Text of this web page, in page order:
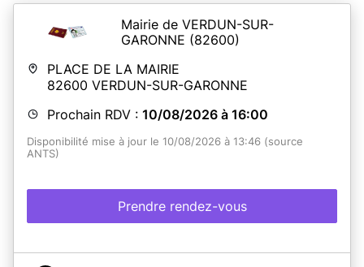
Mairie de VERDUN-SUR-
GARONNE (82600)
PLACE DE LA MAIRIE
82600 VERDUN-SUR-GARONNE
Prochain RDV : 10/08/2026 à 16:00
Disponibilité mise à jour le 10/08/2026 à 13:46 (source
ANTS)
Prendre rendez-vous